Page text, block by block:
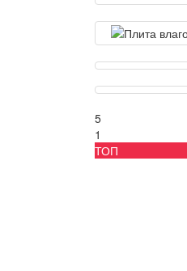
5
1
ТОП